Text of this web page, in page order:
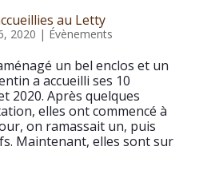
au Letty
2020 | Évènements
un bel enclos et un
a accueilli ses 10
2020. Après quelques
elles ont commencé à
on ramassait un, puis
Maintenant, elles sont sur